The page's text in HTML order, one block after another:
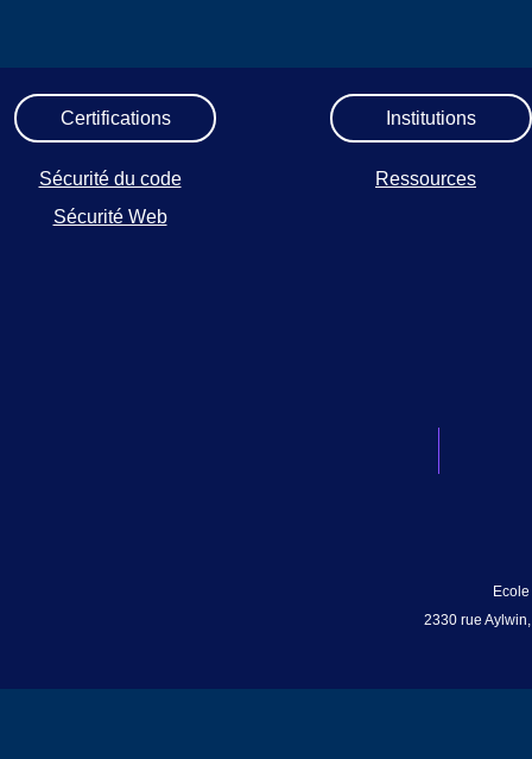
Certifications
Sécurité du code
Sécurité Web
Institutions
Ressources
2330 rue